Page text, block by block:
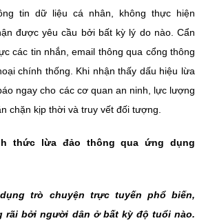
tin dữ liệu cá nhân, không thực hiện
được yêu cầu bởi bất kỳ lý do nào. Cẩn
các tin nhắn, email thông qua cổng thông
chính thống. Khi nhận thấy dấu hiệu lừa
ngay cho các cơ quan an ninh, lực lượng
chặn kịp thời và truy vết đối tượng.
thức lừa đảo thông qua ứng dụng
trò chuyện trực tuyến phổ biến,
rãi bởi người dân ở bất kỳ độ tuổi nào.